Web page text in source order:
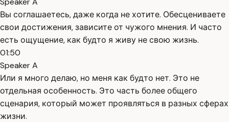
Вы соглашаетесь, даже когда не хотите. Обесцениваете
свои достижения, зависите от чужого мнения. И часто
есть ощущение, как будто я живу не свою жизнь.
01:50
Speaker A
Или я много делаю, но меня как будто нет. Это не
отдельная особенность. Это часть более общего
сценария, который может проявляться в разных сферах
жизни.